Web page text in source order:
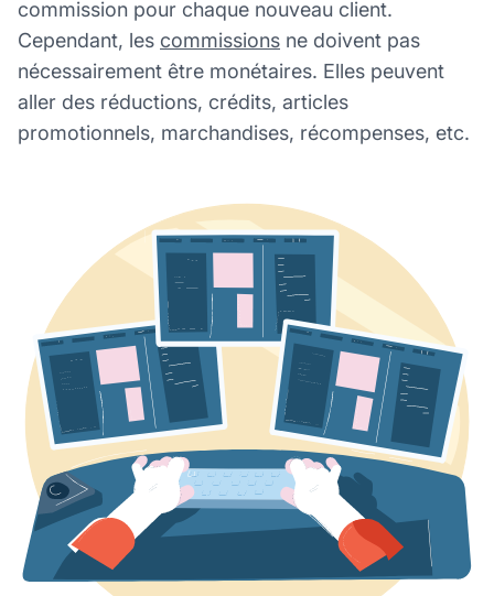
commission pour chaque nouveau client.
Cependant, les commissions ne doivent pas
nécessairement être monétaires. Elles peuvent
aller des réductions, crédits, articles
promotionnels, marchandises, récompenses, etc.